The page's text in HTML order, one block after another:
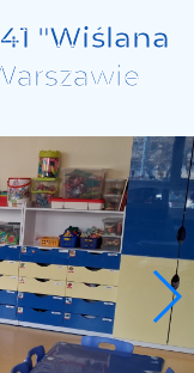
"Wiślana